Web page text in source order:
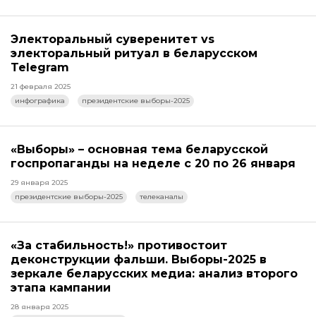
Электоральный суверенитет vs
электоральный ритуал в беларусском
Telegram
21 февраля 2025
инфографика
президентские выборы-2025
«Выборы» – основная тема беларусской
госпропаганды на неделе с 20 по 26 января
29 января 2025
президентские выборы-2025
телеканалы
«За стабильность!» противостоит
деконструкции фальши. Выборы-2025 в
зеркале беларусских медиа: анализ второго
этапа кампании
28 января 2025